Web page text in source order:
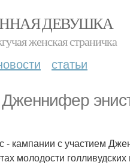
ДЕВУШКА
женская страничка
статьи
кампании с участием
молодости